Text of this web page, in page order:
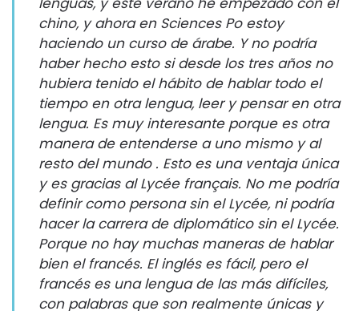
chino, y ahora en Sciences Po estoy
haciendo un curso de árabe. Y no podría
haber hecho esto si desde los tres años no
hubiera tenido el hábito de hablar todo el
tiempo en otra lengua, leer y pensar en otra
lengua. Es muy interesante porque es otra
manera de entenderse a uno mismo y al
resto del mundo . Esto es una ventaja única
y es gracias al Lycée français. No me podría
definir como persona sin el Lycée, ni podría
hacer la carrera de diplomático sin el Lycée.
Porque no hay muchas maneras de hablar
bien el francés. El inglés es fácil, pero el
francés es una lengua de las más difíciles,
con palabras que son realmente únicas y